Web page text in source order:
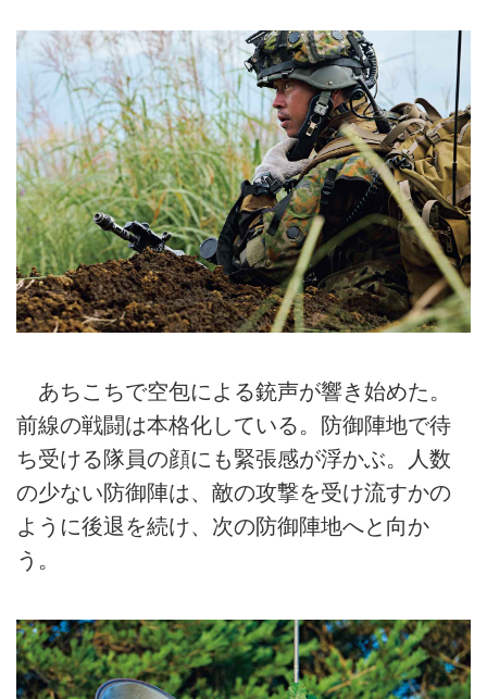
あちこちで空包による銃声が響き始めた。
前線の戦闘は本格化している。防御陣地で待
ち受ける隊員の顔にも緊張感が浮かぶ。人数
の少ない防御陣は、敵の攻撃を受け流すかの
ように後退を続け、次の防御陣地へと向か
う。